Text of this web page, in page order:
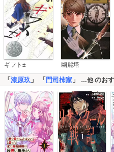
ギフト± 幽麗塔
「 漆原玖 」 「 門司柿家 」 …他のお